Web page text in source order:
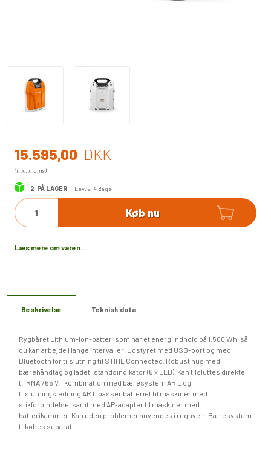
15.595,00 DKK
(inkl. moms)
2 PÅ LAGER Lev. 2-4 dage
Køb nu
Læs mere om varen...
Beskrivelse Teknisk data
Rygbåret Lithium-Ion-batteri som har et energiindhold på 1.500 Wh, så
du kan arbejde i lange intervaller. Udstyret med USB-port og med
Bluetooth for tilslutning til STIHL Connected. Robust hus med
bærehåndtag og ladetilstandsindikator (6 x LED). Kan tilsluttes direkte
til RMA 765 V. I kombination med bæresystem AR L og
tilslutningsledning AR L passer batteriet til maskiner med
stikforbindelse, samt med AP-adapter til maskiner med
batterikammer. Kan uden problemer anvendes i regnvejr. Bæresystem
tilkøbes separat.